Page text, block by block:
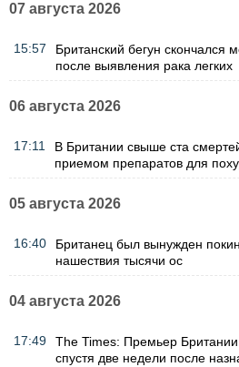
07 августа 2026
15:57
Британский бегун скончался
после выявления рака легких
06 августа 2026
17:11
В Британии свыше ста
приемом препаратов для
05 августа 2026
16:40
Британец был вынужден
нашествия тысячи ос
04 августа 2026
17:49
The Times: Премьер Британии
спустя две недели после